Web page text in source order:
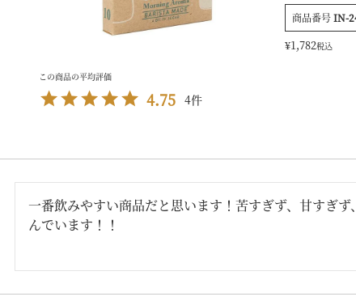
商品番号IN-
¥1,782税込
4.75 4
一番飲みやすい商品だと思います！苦すぎず、甘すぎ
んでいます！！